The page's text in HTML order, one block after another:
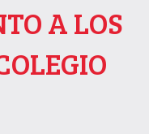
A LOS